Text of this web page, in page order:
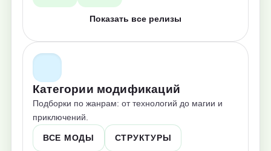
Показать все релизы
Категории модификаций
Подборки по жанрам: от технологий до магии и
приключений.
ВСЕ МОДЫ СТРУКТУРЫ